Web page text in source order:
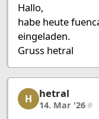
Hallo,
habe heute
eingeladen.
Gruss hetral
hetral, 11/27,
H hetral
14. Mar '26#